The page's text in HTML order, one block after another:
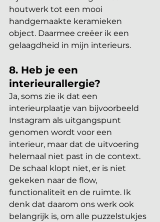
houtwerk tot een mooi
handgemaakte keramieken
object. Daarmee creëer ik een
gelaagdheid in mijn interieurs.
8. Heb je een
interieurallergie?
Ja, soms zie ik dat een
interieurplaatje van bijvoorbeeld
Instagram als uitgangspunt
genomen wordt voor een
interieur, maar dat de uitvoering
helemaal niet past in de context.
De schaal klopt niet, er is niet
gekeken naar de flow,
functionaliteit en de ruimte. Ik
denk dat daarom ons werk ook
belangrijk is, om alle puzzelstukjes